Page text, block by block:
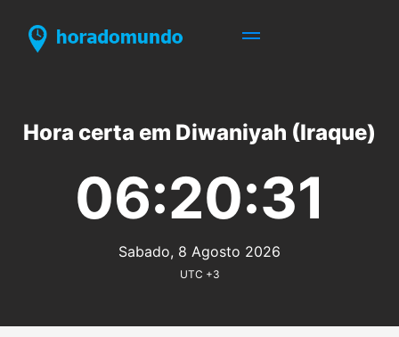
Hora certa em Diwaniyah (Iraque)
06:20:31
Sabado, 8 Agosto 2026
UTC +3